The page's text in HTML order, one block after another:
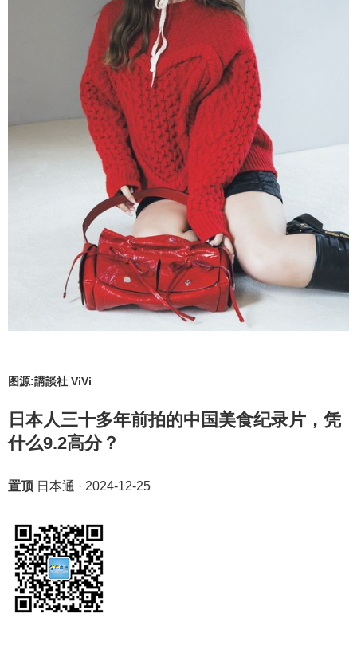
图源:講談社 ViVi
日本人三十多年前拍的中国美食纪录片，凭
什么9.2高分？
置顶 日本通 · 2024-12-25